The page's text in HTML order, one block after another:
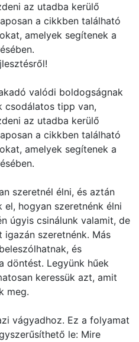
az utadba kerülő
a cikkben található
amelyek segítenek a
valódi boldogságnak
csodálatos tipp van,
az utadba kerülő
a cikkben található
amelyek segítenek a
szeretnél élni, és aztán
hogyan szeretnénk élni
úgyis csinálunk valamit, de
szeretnénk. Más
és
döntést. Legyünk hűek
keressük azt, amit
meg.
vágyadhoz. Ez a folyamat
le: Mire